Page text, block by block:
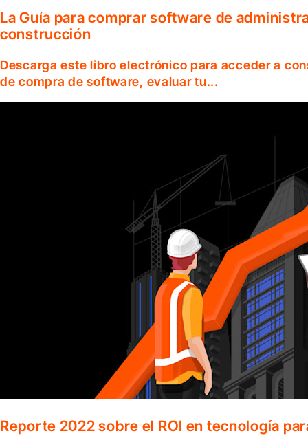
La Guía para comprar software de
construcción
Descarga este libro electrónico para acceder a
de compra de software, evaluar tu...
Reporte 2022 sobre el ROI en tecnología